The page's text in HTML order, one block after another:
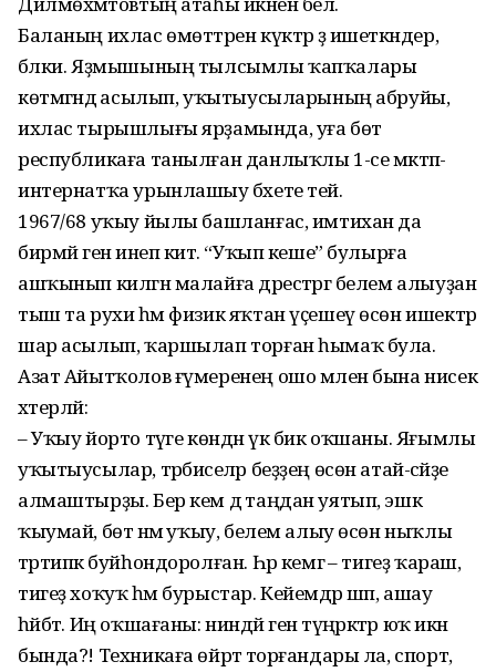
Баланың ихлас өмөт­тәрен күктәр ҙә ишет­кәндер,
бәлки. Яҙмы­шының тылсымлы ҡап­ҡалары
көтмәгәндә асылып, уҡытыусы­ларының абруйы,
ихлас тырышлығы ярҙамында, уға бөтә
республикаға танылған данлыҡлы 1-се мәктәп-
интернатҡа урынлашыу бәхете тейә.
1967/68 уҡыу йылы башланғас, имтихан да
бирмәй генә инеп китә. “Уҡып кеше” булырға
ашҡынып килгән малайға дәрестәргә белем алыуҙан
тыш та рухи һәм физик яҡтан үҫешеү өсөн ишектәр
шар асылып, ҡаршылап торған һымаҡ була.
Азат Айытҡолов ғүмеренең ошо мәлен бына нисек
хәтерләй:
– Уҡыу йорто тәүге көндән үк бик оҡшаны. Яғымлы
уҡытыусылар, тәрбиәселәр беҙҙең өсөн атай-әсәйҙе
алмаштырҙы. Бер кем дә таңдан уятып, эшкә
ҡыумай, бөтә нәмә уҡыу, белем алыу өсөн ныҡлы
тәртипкә буйһондоролған. Һәр кемгә – тигеҙ ҡараш,
тигеҙ хоҡуҡ һәм бурыстар. Кейемдәр шәп, ашау
һәйбәт. Иң оҡшағаны: ниндәй генә түңәрәктәр юҡ икән
бында?! Техникаға өйрәтә торғандары ла, спорт,